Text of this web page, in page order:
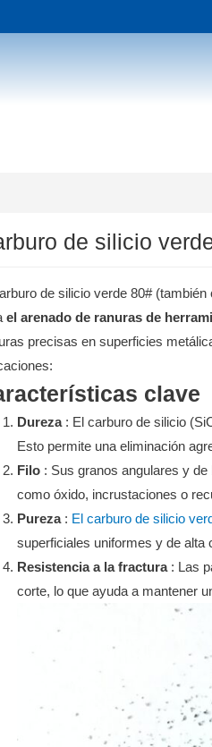
de silicio
de silicio verde 80#
el arenado de ranuras de
precisas en superficies
clave
Dureza: El carburo de silicio
Esto permite una eliminación
Filo : Sus granos angulares y
como óxido, incrustaciones o
Pureza: El carburo de silicio
superficiales uniformes y de alta
Resistencia a la fractura: Las
corte, lo que ayuda a mantener